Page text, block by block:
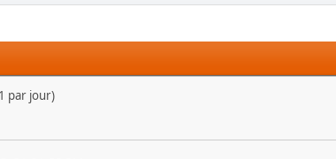
par jour)